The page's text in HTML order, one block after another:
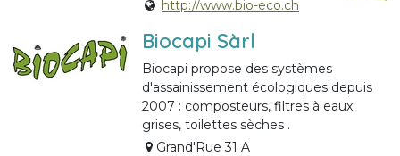
http://www.bio-eco.ch
Biocapi Sàrl
Biocapi propose des systèmes
d'assainissement écologiques depuis
2007 : composteurs, filtres à eaux
grises, toilettes sèches .
Grand'Rue 31 A